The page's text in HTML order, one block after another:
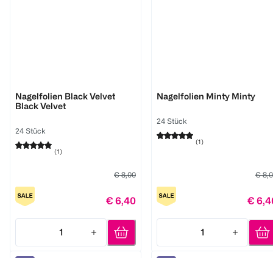
Nagelfolien Black Velvet
Black Velvet
24 Stück
(1)
€ 8,00
€ 6,40
1
Quantity: 1
Nagelfolien Minty Minty
24 Stück
(1)
€
€
1
Quantity: 1